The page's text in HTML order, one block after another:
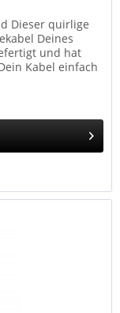
Dieser quirlige
Deines
und hat
Kabel einfach